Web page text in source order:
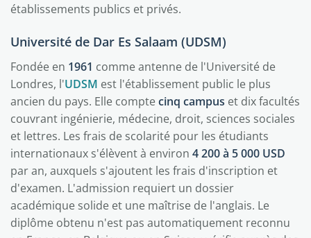
établissements publics et privés.
Université de Dar Es Salaam (UDSM)
Fondée en 1961 comme antenne de l'Université de
Londres, l'UDSM est l'établissement public le plus
ancien du pays. Elle comptecinq campus et dix facultés
couvrant ingénierie, médecine, droit, sciences sociales
et lettres. Les frais de scolarité pour les étudiants
internationaux s'élèvent à environ 4 200 à 5 000 USD
par an, auxquels s'ajoutent les frais d'inscription et
d'examen. L'admission requiert un dossier
académique solide et une maîtrise de l'anglais. Le
diplôme obtenu n'est pas automatiquement reconnu